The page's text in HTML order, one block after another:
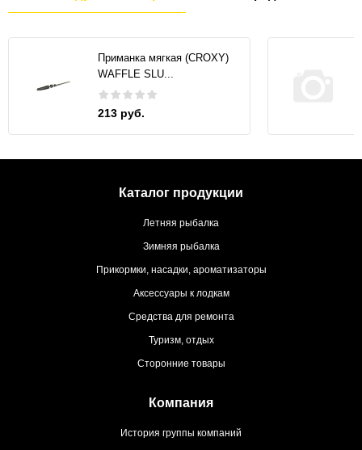
Приманка мягкая (CROXY)
WAFFLE SLU...
213 руб.
Каталог продукции
Летняя рыбалка
Зимняя рыбалка
Прикормки, насадки, ароматизаторы
Аксессуары к лодкам
Средства для ремонта
Туризм, отдых
Сторонние товары
Компания
История группы компаний